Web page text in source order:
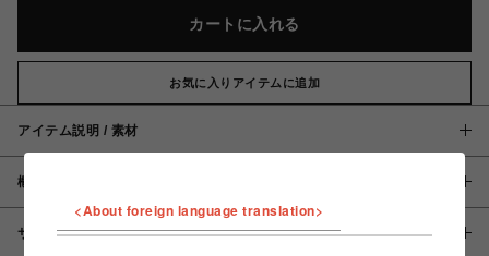
カートに入れる
お気に入りアイテムに追加
アイテム説明 / 素材
概要
サイズ
<About foreign language translation>